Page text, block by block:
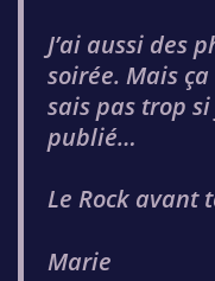
J’ai aussi des
soirée. Mais
sais pas trop
publié…
Le Rock avant
Marie